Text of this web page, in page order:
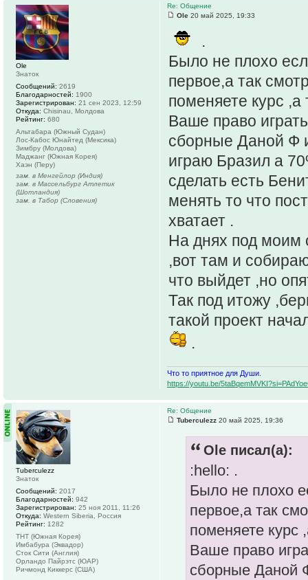
Re: Общение
Ole 20 май 2025, 19:33
.
Было не плохо
первое,а так
поменяете курс
Ваше право
сборные Даной Ф
играю Бразил а
сделать есть
менять то что
хватает .
На днях под моим
,вот там и
что выйдет ,но
Так под итожу
такой проект
.
Что то приятное для Души.
https://youtu.be/
Ole
Знаток
Сообщений: 2619
Благодарностей: 1900
Зарегистрирован: 21 сен 2023, 12:59
Откуда: Chisinau, Молдова
Рейтинг: 680
Альтабара (Южный Судан)
Лос-Кабос Юнайтед (Мексика)
Зимбру (Молдова)
Маджанг (Южная Корея)
Хаэн (Перу)
зам. в Менгейлор (Индия)
зам. в Массельбург Атлетик
(Шотландия)
зам. в Табор (Словения)
Re: Общение
Tuberculezz 20 май 2025, 19:36
Ole писал(а):
:hello: .
Было не плохо
первое,а так
поменяете курс
Ваше право
сборные Даной
Tuberculezz
Знаток
Сообщений: 2017
Благодарностей: 942
Зарегистрирован: 25 ноя 2011, 11:26
Откуда: Western Siberia, Россия
Рейтинг: 1282
ТНТ (Южная Корея)
Имбабура (Эквадор)
Сток Сити (Англия)
Орландо Пайрэтс (ЮАР)
Ричмонд Киккерс (США)